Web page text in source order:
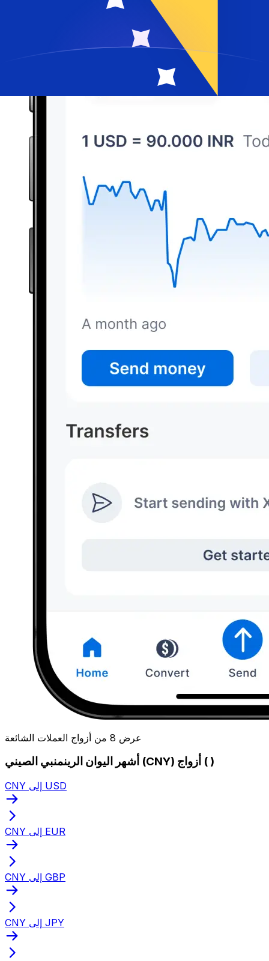
عرض 8 من أزواج العملات الشائعة
أشهر اليوان الرينمنبي الصيني (CNY) أزواج ( )
CNY إلى USD
CNY إلى EUR
CNY إلى GBP
CNY إلى JPY